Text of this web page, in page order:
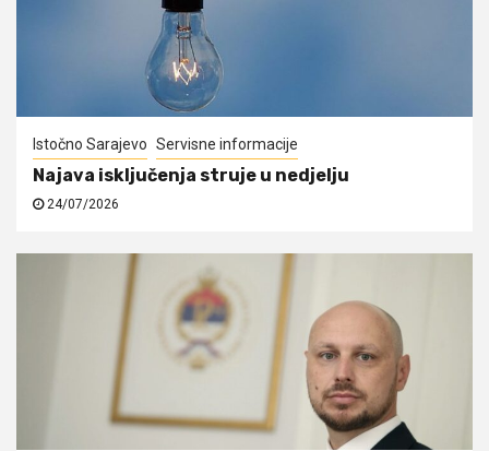
Istočno Sarajevo Servisne informacije
Najava isključenja struje u nedjelju
24/07/2026